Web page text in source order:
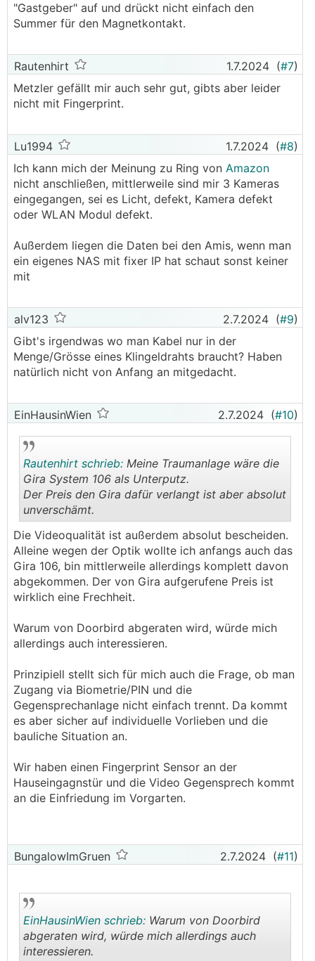
"Gastgeber" auf und drückt nicht einfach den
Summer für den Magnetkontakt.
Rautenhirt 1.7.2024 (#7)
Metzler gefällt mir auch sehr gut, gibts aber leider
nicht mit Fingerprint.
Lu1994 1.7.2024 (#8)
Ich kann mich der Meinung zu Ring von Amazon
nicht anschließen, mittlerweile sind mir 3 Kameras
eingegangen, sei es Licht, defekt, Kamera defekt
oder WLAN Modul defekt.
Außerdem liegen die Daten bei den Amis, wenn man
ein eigenes NAS mit fixer IP hat schaut sonst keiner
mit
alv123 2.7.2024 (#9)
Gibt's irgendwas wo man Kabel nur in der
Menge/Grösse eines Klingeldrahts braucht? Haben
natürlich nicht von Anfang an mitgedacht.
EinHausinWien 2.7.2024 (#10)
..
Rautenhirt schrieb: Meine Traumanlage wäre die
Gira System 106 als Unterputz.
Der Preis den Gira dafür verlangt ist aber absolut
unverschämt.
Die Videoqualität ist außerdem absolut bescheiden.
Alleine wegen der Optik wollte ich anfangs auch das
Gira 106, bin mittlerweile allerdings komplett davon
abgekommen. Der von Gira aufgerufene Preis ist
wirklich eine Frechheit.
Warum von Doorbird abgeraten wird, würde mich
allerdings auch interessieren.
Prinzipiell stellt sich für mich auch die Frage, ob man
Zugang via Biometrie/PIN und die
Gegensprechanlage nicht einfach trennt. Da kommt
es aber sicher auf individuelle Vorlieben und die
bauliche Situation an.
Wir haben einen Fingerprint Sensor an der
Hauseingagnstür und die Video Gegensprech kommt
an die Einfriedung im Vorgarten.
BungalowImGruen 2.7.2024 (#11)
EinHausinWien schrieb: Warum von Doorbird
abgeraten wird, würde mich allerdings auch
interessieren.